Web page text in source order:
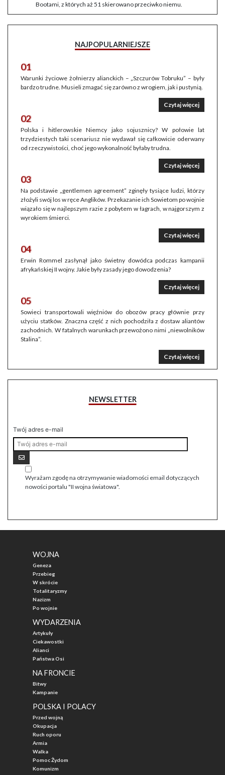
Bootami, z których aż 51 skierowano przeciwko niemu.
NAJPOPULARNIEJSZE
01
Warunki życiowe żołnierzy alianckich – „Szczurów Tobruku” – były
bardzo trudne. Musieli zmagać się zarówno z wrogiem, jak i pustynią.
Czytaj więcej
02
Polska i hitlerowskie Niemcy jako sojusznicy? W połowie lat
trzydziestych taki scenariusz nie wydawał się całkowicie oderwany
od rzeczywistości, choć jego wykonalność byłaby trudna.
Czytaj więcej
03
Na podstawie „gentlemen agreement” zginęły tysiące ludzi, którzy
złożyli swój los w ręce Anglików. Przekazanie ich Sowietom po wojnie
wiązało się w najlepszym razie z pobytem w łagrach, w najgorszym z
wyrokiem śmierci.
Czytaj więcej
04
Erwin Rommel zasłynął jako świetny dowódca podczas kampanii
afrykańskiej II wojny. Jakie były zasady jego dowodzenia?
Czytaj więcej
05
Sowieci transportowali więźniów do obozów pracy głównie przy
użyciu statków. Znaczna część z nich pochodziła z dostaw aliantów
zachodnich. W fatalnych warunkach przewożono nimi „niewolników
Stalina”.
Czytaj więcej
NEWSLETTER
Twój adres e-mail
Wyrażam zgodę na otrzymywanie wiadomości email dotyczących
nowości portalu "II wojna światowa".
WOJNA
Geneza
Przebieg
W skrócie
Totalitaryzmy
Nazizm
Po wojnie
WYDARZENIA
Artykuły
Ciekawostki
Alianci
Państwa Osi
NA FRONCIE
Bitwy
Kampanie
POLSKA I POLACY
Przed wojną
Okupacja
Ruch oporu
Armia
Walka
Pomoc Żydom
Komunizm